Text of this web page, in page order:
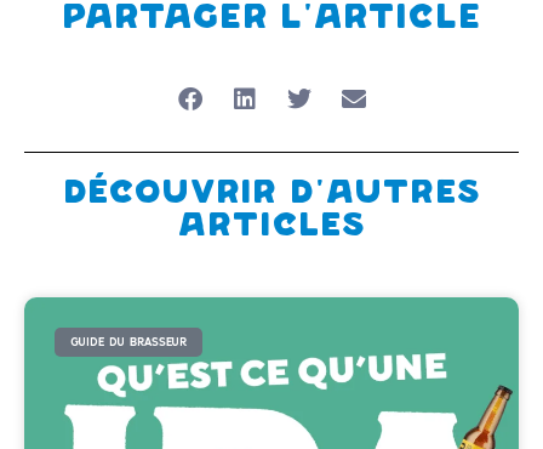
Partager l'article
Découvrir d'autres
articles
GUIDE DU BRASSEUR